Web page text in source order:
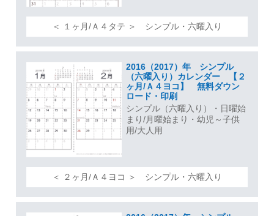
＜ １ヶ月/Ａ４タテ ＞ シンプル・六曜入り
2016（2017）年 シンプル
（六曜入り）カレンダー 【２
ヶ月/Ａ４ヨコ】 無料ダウン
ロード・印刷
シンプル（六曜入り）・日曜始
まり/月曜始まり・幼児～子供
用/大人用
＜ ２ヶ月/Ａ４ヨコ ＞ シンプル・六曜入り